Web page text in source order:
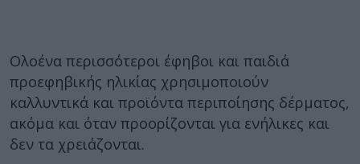
Ολοένα περισσότεροι έφηβοι και παιδιά
προεφηβικής ηλικίας χρησιμοποιούν
καλλυντικά και προϊόντα περιποίησης δέρματος,
ακόμα και όταν προορίζονται για ενήλικες και
δεν τα χρειάζονται.